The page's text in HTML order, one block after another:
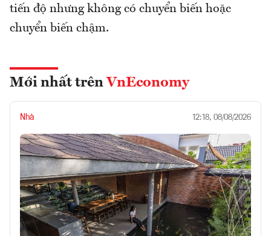
tiến độ nhưng không có chuyển biến hoặc
chuyển biến chậm.
Mới nhất trên VnEconomy
Nhà 12:18, 08/08/2026